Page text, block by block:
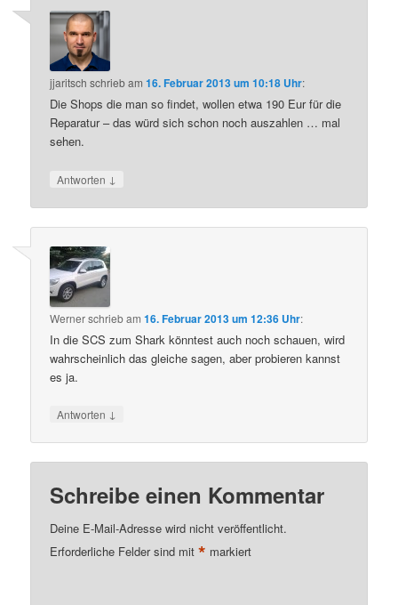
jjaritsch schriebam16. Februar 2013 um 10:18 Uhr:
Die Shops die man so findet, wollen etwa 190 Eur für die
Reparatur – das würd sich schon noch auszahlen … mal
sehen.
Antworten ↓
Wernerschriebam16. Februar 2013 um 12:36 Uhr:
In die SCS zum Shark könntest auch noch schauen, wird
wahrscheinlich das gleiche sagen, aber probieren kannst
es ja.
Antworten ↓
Schreibe einen Kommentar
Deine E-Mail-Adresse wird nicht veröffentlicht.
Erforderliche Felder sind mit* markiert